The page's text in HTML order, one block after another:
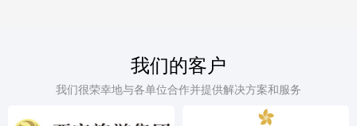
我们的客户
我们很荣幸地与各单位合作并提供解决方案和服务